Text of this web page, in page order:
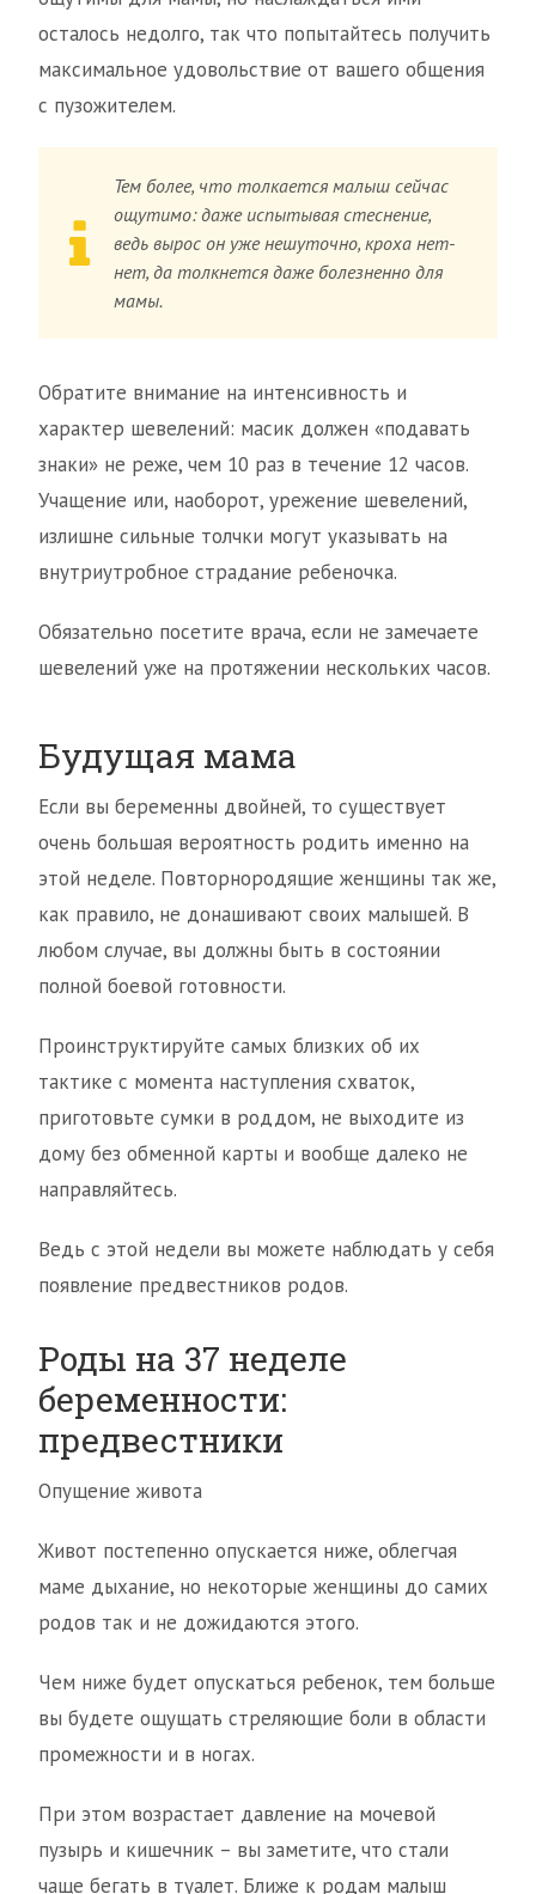
осталось недолго, так что попытайтесь получить
максимальное удовольствие от вашего общения
с пузожителем.
Тем более, что толкается малыш сейчас
ощутимо: даже испытывая стеснение,
ведь вырос он уже нешуточно, кроха нет-
нет, да толкнется даже болезненно для
мамы.
Обратите внимание на интенсивность и
характер шевелений: масик должен «подавать
знаки» не реже, чем 10 раз в течение 12 часов.
Учащение или, наоборот, урежение шевелений,
излишне сильные толчки могут указывать на
внутриутробное страдание ребеночка.
Обязательно посетите врача, если не замечаете
шевелений уже на протяжении нескольких часов.
Будущая мама
Если вы беременны двойней, то существует
очень большая вероятность родить именно на
этой неделе. Повторнородящие женщины так же,
как правило, не донашивают своих малышей. В
любом случае, вы должны быть в состоянии
полной боевой готовности.
Проинструктируйте самых близких об их
тактике с момента наступления схваток,
приготовьте сумки в роддом, не выходите из
дому без обменной карты и вообще далеко не
направляйтесь.
Ведь с этой недели вы можете наблюдать у себя
появление предвестников родов.
Роды на 37 неделе
беременности:
предвестники
Опущение живота
Живот постепенно опускается ниже, облегчая
маме дыхание, но некоторые женщины до самих
родов так и не дожидаются этого.
Чем ниже будет опускаться ребенок, тем больше
вы будете ощущать стреляющие боли в области
промежности и в ногах.
При этом возрастает давление на мочевой
пузырь и кишечник – вы заметите, что стали
чаще бегать в туалет. Ближе к родам малыш